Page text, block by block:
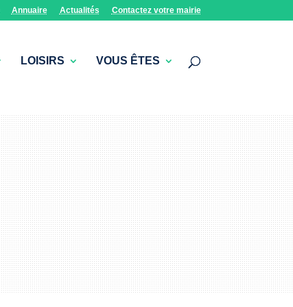
Annuaire Actualités Contactez votre mairie
LOISIRS VOUS ÊTES